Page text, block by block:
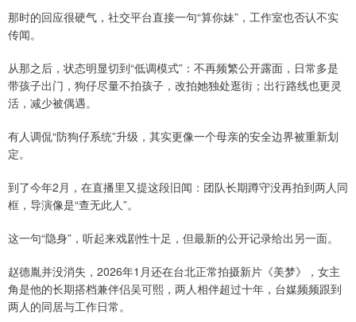
那时的回应很硬气，社交平台直接一句“算你妹”，工作室也否认不实
传闻。
从那之后，状态明显切到“低调模式”：不再频繁公开露面，日常多是
带孩子出门，狗仔尽量不拍孩子，改拍她独处逛街；出行路线也更灵
活，减少被偶遇。
有人调侃“防狗仔系统”升级，其实更像一个母亲的安全边界被重新划
定。
到了今年2月，在直播里又提这段旧闻：团队长期蹲守没再拍到两人同
框，导演像是“查无此人”。
这一句“隐身”，听起来戏剧性十足，但最新的公开记录给出另一面。
赵德胤并没消失，2026年1月还在台北正常拍摄新片《美梦》，女主
角是他的长期搭档兼伴侣吴可熙，两人相伴超过十年，台媒频频跟到
两人的同居与工作日常。